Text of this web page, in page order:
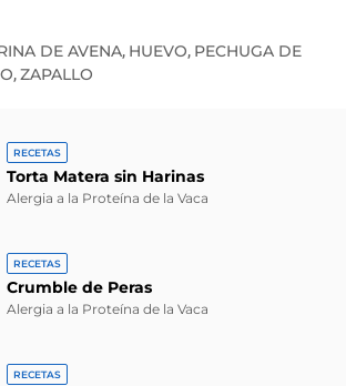
DE AVENA, HUEVO, PECHUGA DE
,ZAPALLO
RECETAS
Torta Matera sin Harinas
Alergia a la Proteína de la Vaca
RECETAS
Crumble de Peras
Alergia a la Proteína de la Vaca
RECETAS